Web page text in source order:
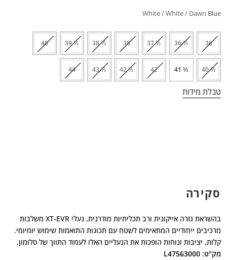
White / White / Dawn Blue
36
⅔ 36
⅓ 37
38
⅔ 38
⅓ 39
40
⅔ 40
⅓ 41
42
⅔ 42
⅓ 43
44
טבלת מידות
סקירה
בהשראת גזרה אייקונית ורב תכליתיות מודרנית, נעלי XT-EVR משלבות
מרכיבים ייחודיים המתאימים לשטח עם תכונות התואמות שימוש יומיומי.
קלות, יציבות ונוחות הופכות את הנעליים האלו לעמוד התווך של סלומון.
מק"ט: L47563000